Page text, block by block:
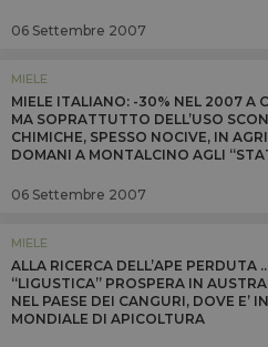
06 Settembre 2007
MIELE
MIELE ITALIANO: -30% NEL 2007 A
MA SOPRATTUTTO DELL’USO
CHIMICHE, SPESSO NOCIVE, IN
DOMANI A MONTALCINO AGLI
06 Settembre 2007
MIELE
ALLA RICERCA DELL’APE
“LIGUSTICA” PROSPERA IN
NEL PAESE DEI CANGURI, DOVE E’
MONDIALE DI APICOLTURA